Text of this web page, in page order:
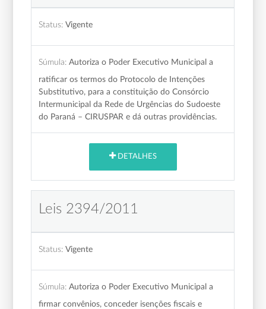
Status: Vigente
Súmula: Autoriza o Poder Executivo Municipal a
ratificar os termos do Protocolo de Intenções
Substitutivo, para a constituição do Consórcio
Intermunicipal da Rede de Urgências do Sudoeste
do Paraná – CIRUSPAR e dá outras providências.
DETALHES
Leis 2394/2011
Status: Vigente
Súmula: Autoriza o Poder Executivo Municipal a
firmar convênios, conceder isenções fiscais e